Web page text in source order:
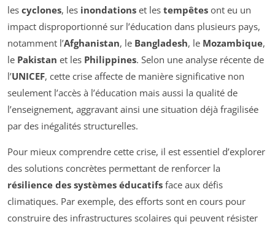
les cyclones, les inondations et les tempêtes ont eu un
impact disproportionné sur l’éducation dans plusieurs pays,
notamment l’Afghanistan, le Bangladesh, le Mozambique,
le Pakistan et les Philippines. Selon une analyse récente de
l’UNICEF, cette crise affecte de manière significative non
seulement l’accès à l’éducation mais aussi la qualité de
l’enseignement, aggravant ainsi une situation déjà fragilisée
par des inégalités structurelles.
Pour mieux comprendre cette crise, il est essentiel d’explorer
des solutions concrètes permettant de renforcer la
résilience des systèmes éducatifs face aux défis
climatiques. Par exemple, des efforts sont en cours pour
construire des infrastructures scolaires qui peuvent résister